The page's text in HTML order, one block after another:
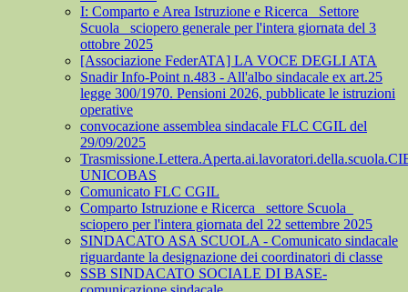
I: Comparto e Area Istruzione e Ricerca_ Settore
Scuola_ sciopero generale per l'intera giornata del 3
ottobre 2025
[Associazione FederATA] LA VOCE DEGLI ATA
Snadir Info-Point n.483 - All'albo sindacale ex art.25
legge 300/1970. Pensioni 2026, pubblicate le istruzioni
operative
convocazione assemblea sindacale FLC CGIL del
29/09/2025
UNICOBAS
Comunicato FLC CGIL
Comparto Istruzione e Ricerca_ settore Scuola_
sciopero per l'intera giornata del 22 settembre 2025
SINDACATO ASA SCUOLA - Comunicato sindacale
riguardante la designazione dei coordinatori di classe
SSB SINDACATO SOCIALE DI BASE-